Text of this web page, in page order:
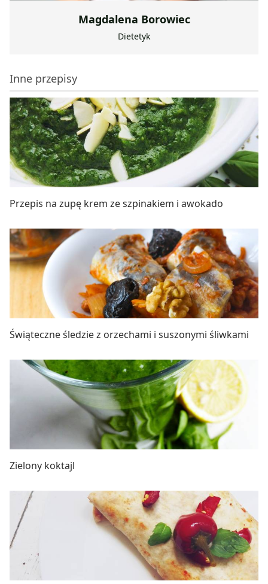
Magdalena Borowiec
Dietetyk
Inne przepisy
Przepis na zupę krem ze szpinakiem i awokado
Świąteczne śledzie z orzechami i suszonymi śliwkami
Zielony koktajl